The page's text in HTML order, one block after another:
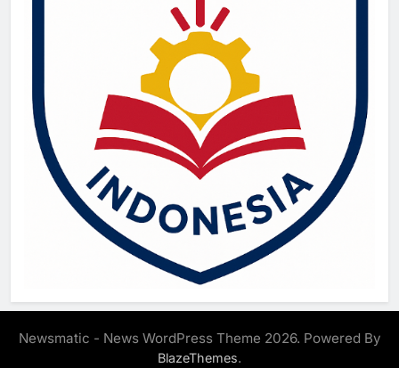
Newsmatic - News WordPress Theme 2026. Powered By
BlazeThemes.